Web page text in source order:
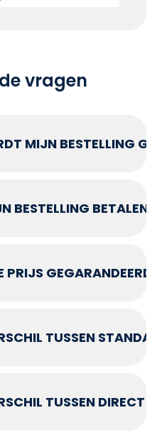
vragen
MIJN BESTELLING
BESTELLING BETALEN?
PRIJS
TUSSEN
TUSSEN DIRECT